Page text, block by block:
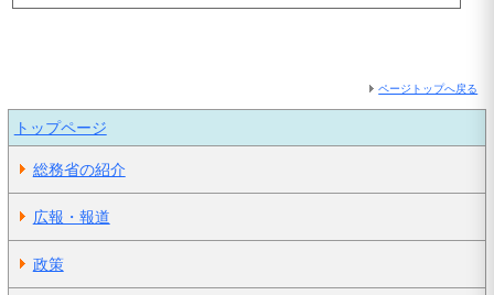
ページトップへ戻る
トップページ
総務省の紹介
広報・報道
政策